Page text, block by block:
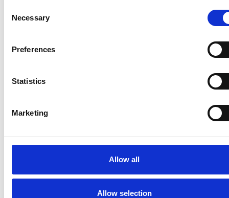
Selection
Necessary
Preferences
Statistics
Marketing
Allow all
Allow selection